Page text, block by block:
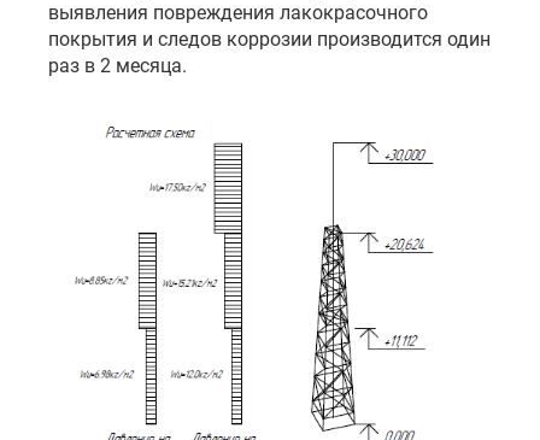
выявления повреждения лакокрасочного
покрытия и следов коррозии производится один
раз в 2 месяца.